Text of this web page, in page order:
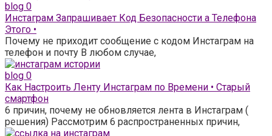
blog 0
Инстаграм Запрашивает Код Безопасности а Телефона
Этого •
Почему не приходит сообщение с кодом Инстаграм на
телефон и почту В любом случае,
blog 0
Как Настроить Ленту Инстаграм по Времени • Старый
смартфон
6 причин, почему не обновляется лента в Инстаграм (
решения) Рассмотрим 6 распространенных причин,